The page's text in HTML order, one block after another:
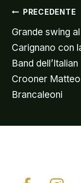
PRECEDENTE
Grande swing al
Carignano con
Band dell’Italian
Crooner Matteo
Brancaleoni